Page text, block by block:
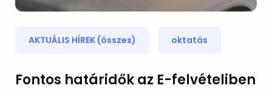
AKTUÁLIS HÍREK (összes) oktatás
Fontos határidők az E-felvételiben